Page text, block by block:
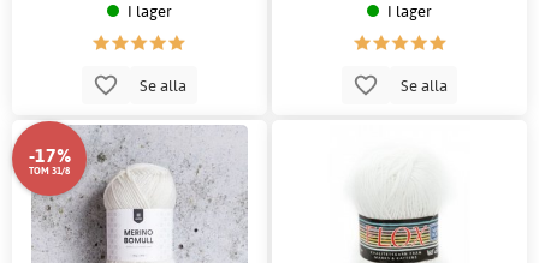
I lager
Se alla
I lager
Se alla
-17%
TOM 31/8